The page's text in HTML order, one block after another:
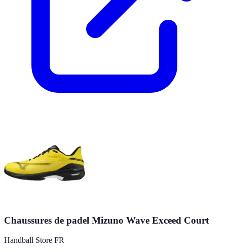
Chaussures de padel Mizuno Wave Exceed Court
Handball Store FR